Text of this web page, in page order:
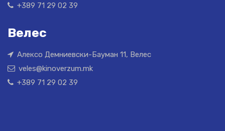
+389 71 29 02 39
Велес
Алексо Демниевски-Бауман 11, Велес
veles@kinoverzum.mk
+389 71 29 02 39